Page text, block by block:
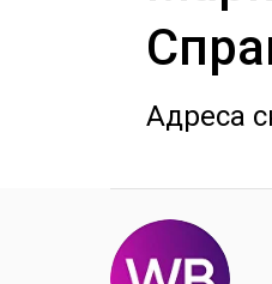
Адреса